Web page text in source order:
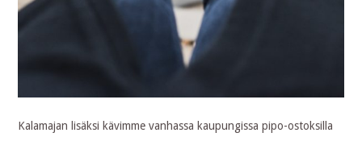
Kalamajan lisäksi kävimme vanhassa kaupungissa pipo-ostoksilla